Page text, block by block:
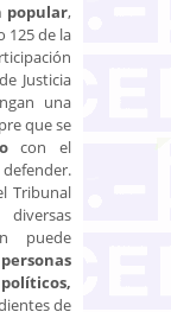
popular,
125 de la
Justicia
una
que se
con el
Tribunal
puede
de